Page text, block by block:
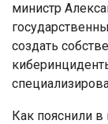
министр
создать
Как пояснили